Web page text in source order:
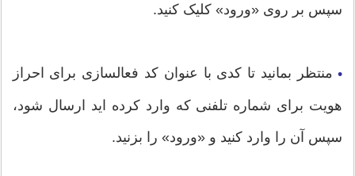
سپس بر روی «ورود» کلیک کنید.
•منتظر بمانید تا کدی با عنوان کد فعالسازی برای احراز
هویت برای شماره تلفنی که وارد کرده اید ارسال شود،
سپس آن را وارد کنید و «ورود» را بزنید.